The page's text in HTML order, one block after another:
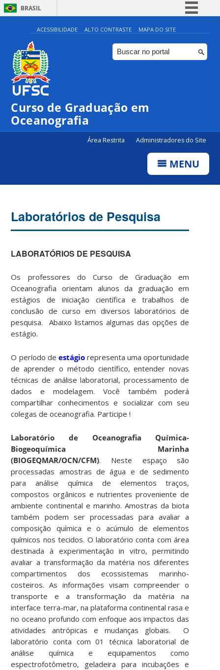
BRASIL
Simplifique!
Comunica BR
Participe
Canais
ACESSIBILIDADE ALTO CONTRASTE MAPA DO SITE
Curso de Graduação em
Oceanografia
Área Restrita Administradores do Site
MENU
Laboratórios de Pesquisa
LABORATÓRIOS DE PESQUISA
Os professores do Curso de Graduação em
Oceanografia orientam alunos da graduação em
estágios de iniciação científica e trabalhos de
conclusão de curso em diversos laboratórios de
pesquisa. Abaixo listamos algumas das opções de
estágio.
O período de estágiorepresenta uma oportunidade
de aprender o método científico, entender novas
técnicas de análise laboratorial, processamento de
dados e modelagem. Você também poderá
compartilhar conhecimentos e socializar com seu
colegas de oceanografia. Participe !
Laboratório de Oceanografia Química-
Biogeoquímica Marinha
(BIOGEQMAR/OCN/CFM). Neste espaço são
processadas amostras de água e de sedimento
para análise química de elementos traços,
compostos orgânicos e nutrientes proveniente de
ambiente continental e marinho. Amostras da biota
também podem ser processadas para avaliar a
composição química e o acúmulo de elementos
químicos nos tecidos. O laboratório conta com área
destinada à experimentação in vitro, permitindo
avaliar a transformação da matéria nos diferentes
compartimentos dos ecossistemas marinho-
costeiros. As informações visam compreender o
transporte e a transformação da matéria na
interface terra-mar, na plataforma continental rasa e
no oceano profundo com enfoque aos impactos das
atividades antrópicas e mudanças globais. O
laboratório conta com 01 técnica laboratorial de
análise química e equipamentos como
espectrofotômetro, geladeira para incubações e